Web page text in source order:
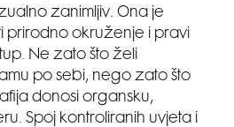
zanimljiv. Ona je
prirodno okruženje i pravi
Ne zato što želi
po sebi, nego zato što
donosi organsku,
Spoj kontroliranih uvjeta i